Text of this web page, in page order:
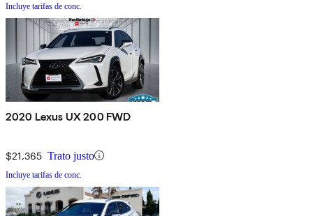
Incluye tarifas de conc.
2020 Lexus UX 200 FWD
$21,365 Trato justo
Incluye tarifas de conc.